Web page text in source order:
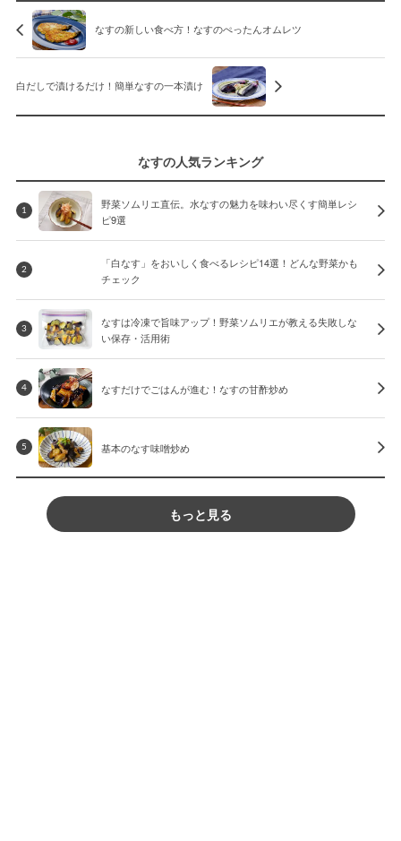
なすの新しい食べ方！なすのぺったんオムレツ
白だしで漬けるだけ！簡単なすの一本漬け
なすの人気ランキング
1
野菜ソムリエ直伝。水なすの魅力を味わい尽くす簡単レシ
ピ9選
2
「白なす」をおいしく食べるレシピ14選！どんな野菜かも
チェック
3
なすは冷凍で旨味アップ！野菜ソムリエが教える失敗しな
い保存・活用術
4 なすだけでごはんが進む！なすの甘酢炒め
5 基本のなす味噌炒め
もっと見る